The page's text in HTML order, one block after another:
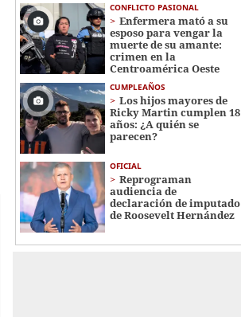
CONFLICTO PASIONAL
Enfermera mató a su
esposo para vengar la
muerte de su amante:
crimen en la
Centroamérica Oeste
CUMPLEAÑOS
Los hijos mayores de
Ricky Martin cumplen 18
años: ¿A quién se
parecen?
OFICIAL
Reprograman
audiencia de
declaración de imputado
de Roosevelt Hernández